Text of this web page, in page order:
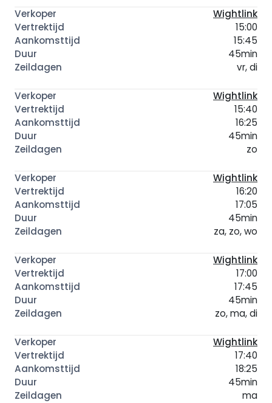
Wightlink
15:00
15:45
45min
vr, di
Wightlink
15:40
16:25
45min
zo
Wightlink
16:20
17:05
45min
za, zo, wo
Wightlink
17:00
17:45
45min
zo, ma, di
Wightlink
17:40
18:25
45min
ma